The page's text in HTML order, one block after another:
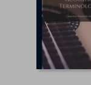
40%
dcto.